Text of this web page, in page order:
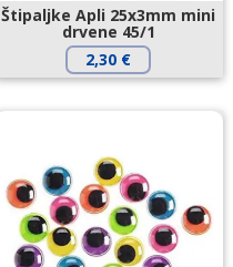
Štipaljke Apli 25x3mm mini
drvene 45/1
2,30 €